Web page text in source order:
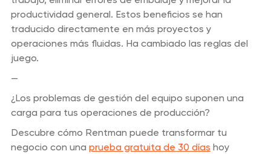
productividad general. Estos beneficios se han
traducido directamente en más proyectos y
operaciones más fluidas. Ha cambiado las reglas del
juego.
—
¿Los problemas de gestión del equipo suponen una
carga para tus operaciones de producción?
Descubre cómo Rentman puede transformar tu
negocio con una prueba gratuita de 30 días hoy